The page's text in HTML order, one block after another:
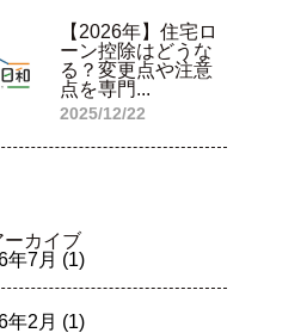
【2026年】住宅ロ
ーン控除はどうな
る？変更点や注意
点を専門...
2025/12/22
ーカイブ
年7月 (1)
年2月 (1)